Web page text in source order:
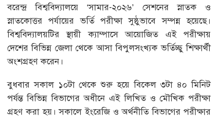
বরেন্দ্র বিশ্ববিদ্যালয়ে ‘সামার-২০২৬’ সেশনের স্নাতক ও
স্নাতকোত্তর পর্যায়ের ভর্তি পরীক্ষা সুষ্ঠুভাবে সম্পন্ন হয়েছে।
বিশ্ববিদ্যালয়টির স্থায়ী ক্যাম্পাসে আয়োজিত এই পরীক্ষায়
দেশের বিভিন্ন জেলা থেকে আসা বিপুলসংখ্যক ভর্তিচ্ছু শিক্ষার্থী
অংশগ্রহণ করেন।
বুধবার সকাল ১০টা থেকে শুরু হয়ে বিকেল ৩টা ৪০ মিনিট
পর্যন্ত বিভিন্ন বিভাগের অধীনে এই লিখিত ও মৌখিক পরীক্ষা
গ্রহণ করা হয়। সকালে ইংরেজি ও অর্থনীতি বিভাগের পরীক্ষার